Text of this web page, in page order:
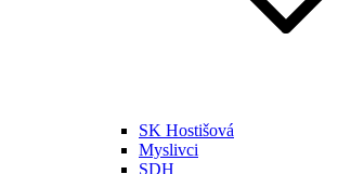
SK Hostišová
Myslivci
SDH